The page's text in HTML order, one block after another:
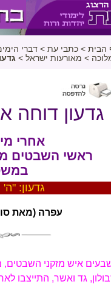
הבית > כתבי עת > דברי
> מאורעות ישראל >
גדעון דוחה
אחרי
ראשי השבטים
גדעון:
עפרה (מאת
איש מזקני השבטים,
גד ואשר, התייצבו